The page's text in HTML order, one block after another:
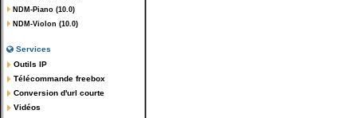
NDM-Piano (10.0)
NDM-Violon (10.0)
Services
Outils IP
Télécommande freebox
Conversion d'url courte
Vidéos